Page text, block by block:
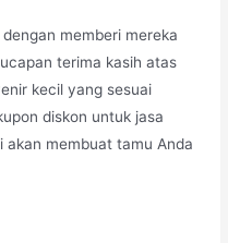
memberi mereka
terima kasih atas
kecil yang sesuai
diskon untuk jasa
akan membuat tamu Anda